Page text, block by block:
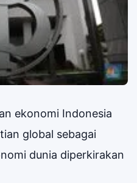
ekonomi Indonesia
global sebagai
dunia diperkirakan